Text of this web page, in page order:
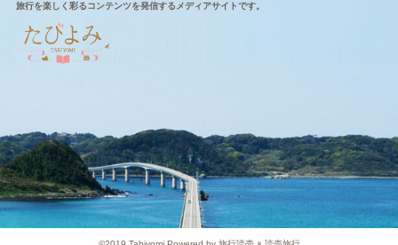
旅行を楽しく彩るコンテンツを発信するメディアサイトです。